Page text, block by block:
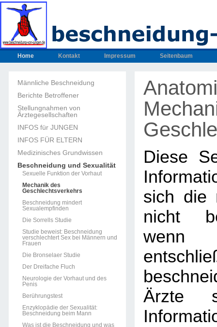
Home Kontakt Impressum Seitenbaum
Männliche Beschneidung
Berichte Betroffener
Stellungnahmen von
Ärztegesellschaften
INFOS für JUNGEN
INFOS FÜR ELTERN
Medizinisches Grundwissen
Beschneidung und Sexualität
Sexuelle Funktion der Vorhaut
Mechanik des
Geschlechtsverkehrs
Beschneidung mindert
Sexualempfinden
Die Sorrells Studie
Studie beweist: Beschneidung
verschlechtert Sex bei Männern und
Frauen
Die Bronselaer Studie
Der Dreifache Fluch
Neurologie der Vorhaut und des
Penis
Berührungstest
Enzyklopädie der Sexualität:
Beschneidung beim Mann
Was ist die Beschneidung und was
Diese
sich die
nicht
Ärzte